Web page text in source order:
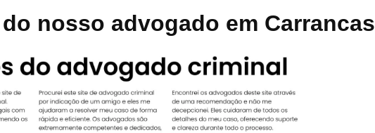
nosso advogado em Carrancas